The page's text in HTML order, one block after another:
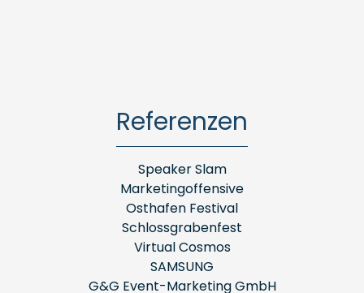
Referenzen
Speaker Slam
Marketingoffensive
Osthafen Festival
Schlossgrabenfest
Virtual Cosmos
SAMSUNG
G&G Event-Marketing GmbH